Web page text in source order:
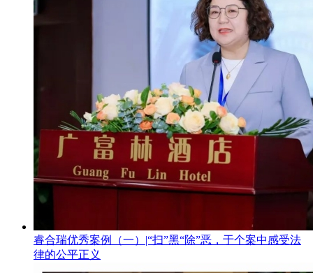
睿合瑞优秀案例（一）|“扫”黑“除”恶，于个案中感受法
律的公平正义